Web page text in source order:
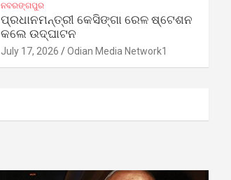
ନବରଙ୍ଗପୁର
ପ୍ରଧାନମନ୍ତ୍ରୀ କେସିଙ୍ଗା ରେଳ ଷ୍ଟେଶନ
କଲେ ଉଦ୍‌ଘାଟନ
July 17, 2026 Odian Media Network1